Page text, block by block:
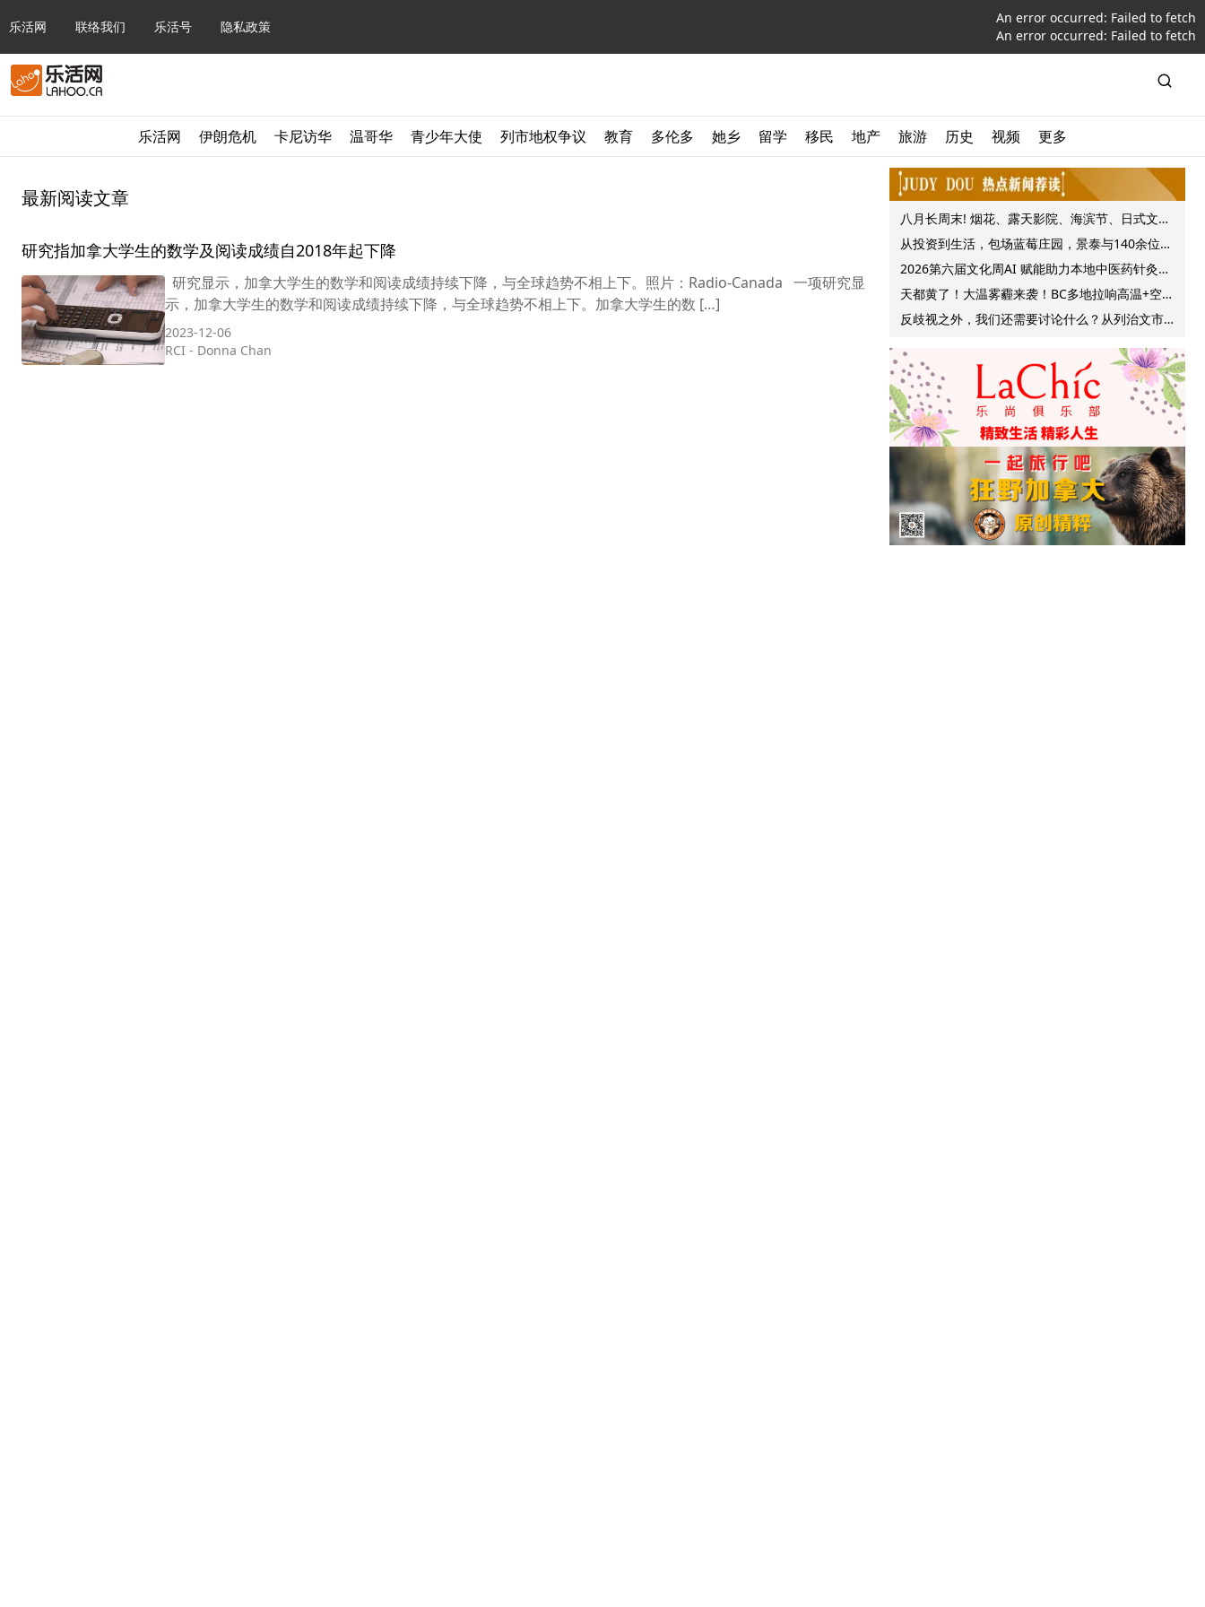
乐活网 联络我们 乐活号 隐私政策
An error occurred: Failed to fetch
An error occurred: Failed to fetch
乐活网 伊朗危机 卡尼访华 温哥华 青少年大使 列市地权争议 教育 多伦多 她乡 留学 移民 地产 旅游 历史 视频 更多
最新阅读文章
研究指加拿大学生的数学及阅读成绩自2018年起下降
研究显示，加拿大学生的数学和阅读成绩持续下降，与全球趋势不相上下。照片：Radio-Canada 一项研究显
示，加拿大学生的数学和阅读成绩持续下降，与全球趋势不相上下。加拿大学生的数 […]
2023-12-06
RCI - Donna Chan
八月长周末! 烟花、露天影院、海滨节、日式文化
节庆, 大温哥华各种精彩活动上线!
从投资到生活，包场蓝莓庄园，景泰与140余位客
户共享夏日”莓”好时光
2026第六届文化周AI 赋能助力本地中医药针灸服
务提质升级
天都黄了！大温雾霾来袭！BC多地拉响高温+空气
质量预警 最高可达35°C！
反歧视之外，我们还需要讨论什么？从列治文市